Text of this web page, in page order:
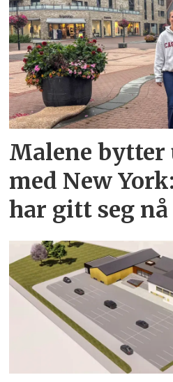
Malene
med New
har gitt seg nå